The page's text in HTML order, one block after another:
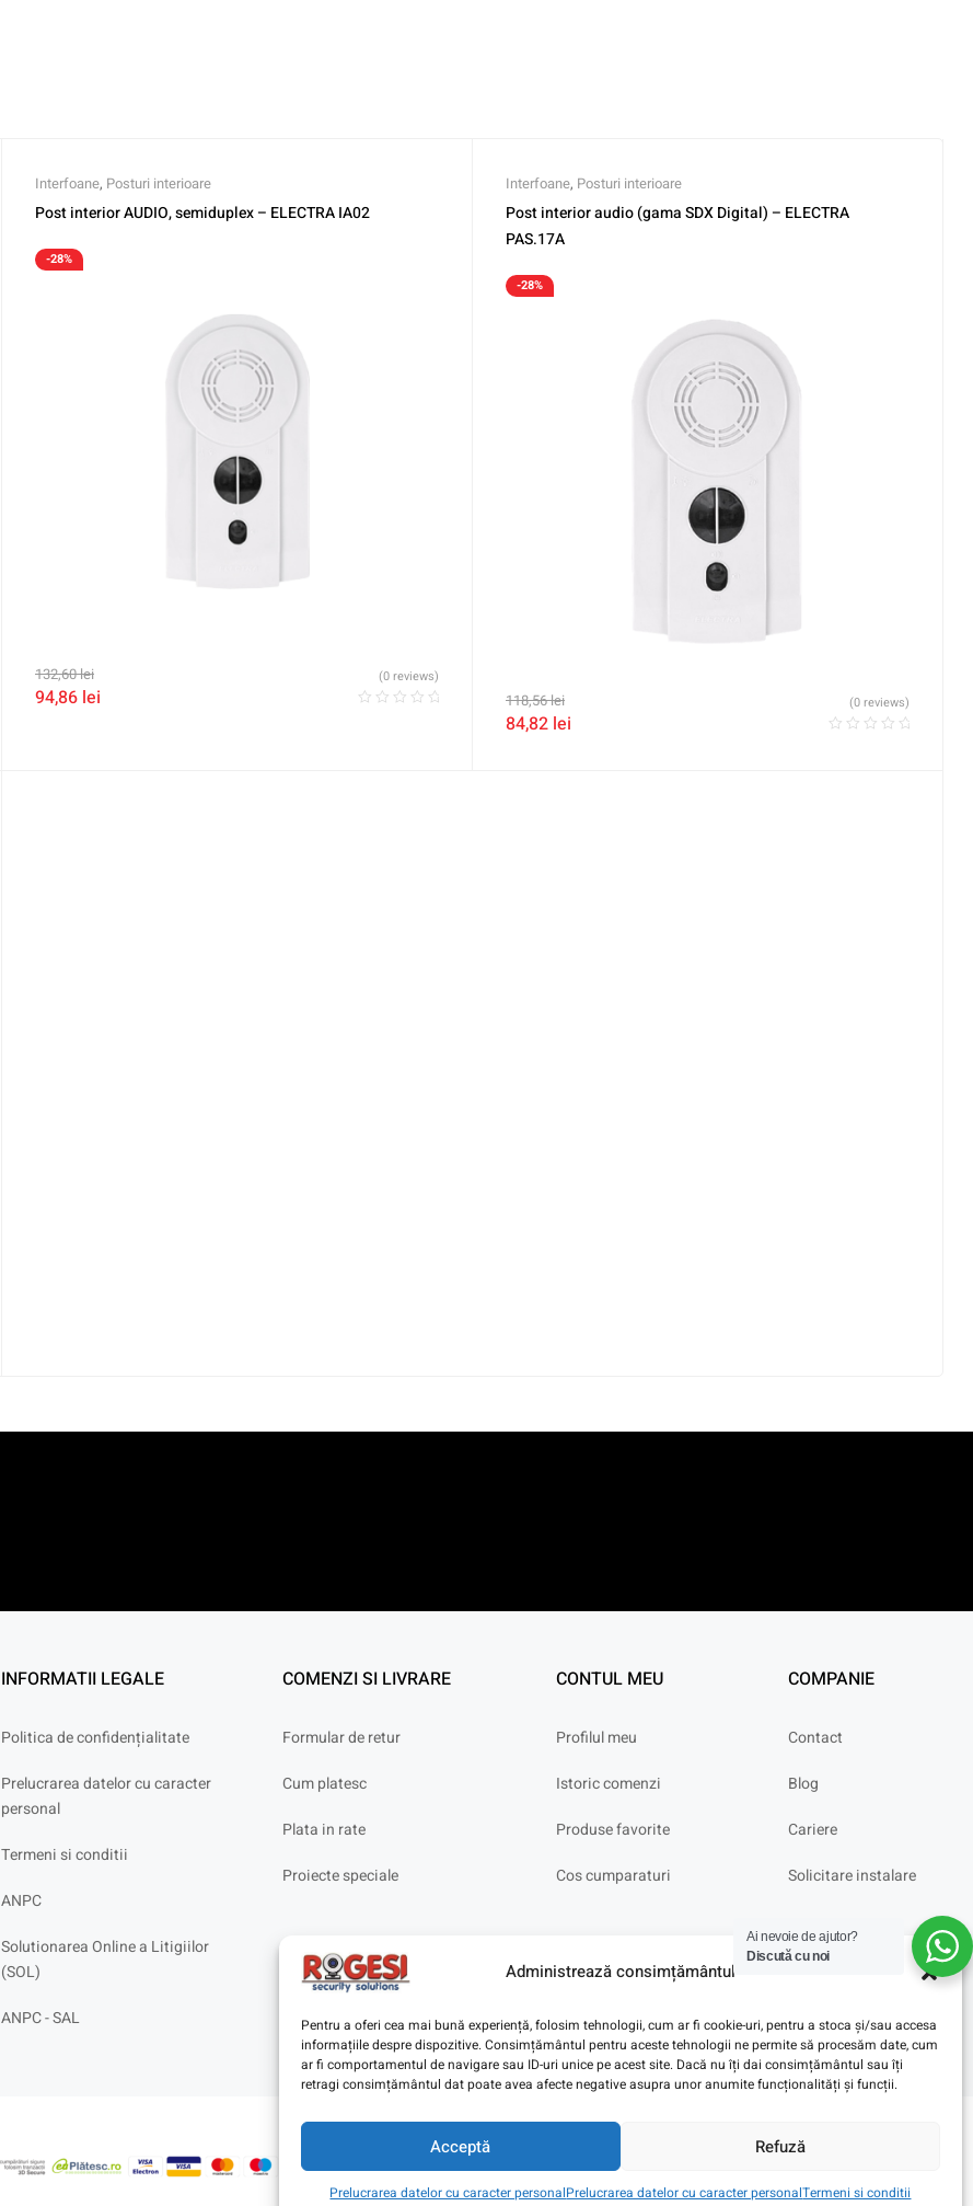
Administrează consimțământul
Pentru a oferi cea mai bună experiență, folosim tehnologii, cum ar fi cookie-uri, pentru a stoca și/sau accesa
informațiile despre dispozitive. Consimțământul pentru aceste tehnologii ne permite să procesăm date, cum
ar fi comportamentul de navigare sau ID-uri unice pe acest site. Dacă nu îți dai consimțământul sau îți
retragi consimțământul dat poate avea afecte negative asupra unor anumite funcționalități și funcții.
Acceptă Refuză
Prelucrarea datelor cu caracter personalPrelucrarea datelor cu caracter personalTermeni si conditii
Interfoane, Posturi interioare
Post interior AUDIO, semiduplex – ELECTRA IA02
-28%
132,60lei
94,86 lei
(0 reviews)
Interfoane, Posturi interioare
Post interior audio (gama SDX Digital) – ELECTRA
PAS.17A
-28%
118,56lei
84,82 lei
(0 reviews)
INFORMATII LEGALE
Politica de confidențialitate
Prelucrarea datelor cu caracter
personal
Termeni si conditii
ANPC
Solutionarea Online a Litigiilor
(SOL)
ANPC - SAL
COMENZI SI LIVRARE
Formular de retur
Cum platesc
Plata in rate
Proiecte speciale
CONTUL MEU
Profilul meu
Istoric comenzi
Produse favorite
Cos cumparaturi
COMPANIE
Contact
Blog
Cariere
Solicitare instalare
Ai nevoie de ajutor?
Discută cu noi